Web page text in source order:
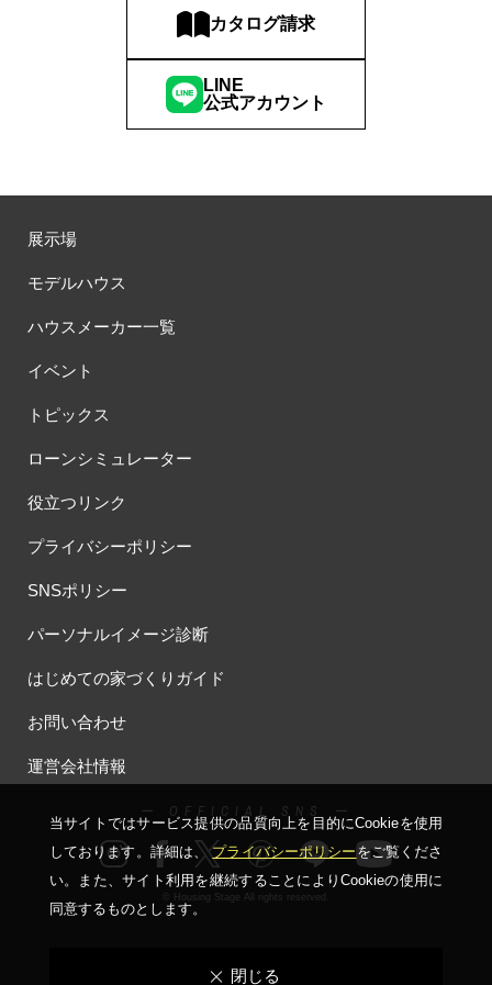
カタログ請求
LINE
公式アカウント
展示場
モデルハウス
ハウスメーカー一覧
イベント
トピックス
ローンシミュレーター
役立つリンク
プライバシーポリシー
SNSポリシー
パーソナルイメージ診断
はじめての家づくりガイド
お問い合わせ
運営会社情報
ー OFFICIAL SNS ー
© Housing Stage All rights reserved.
当サイトではサービス提供の品質向上を⽬的にCookieを使⽤
しております。詳細は、プライバシーポリシーをご覧くださ
い。
また、サイト利⽤を継続することによりCookieの使⽤に
同意するものとします。
閉じる